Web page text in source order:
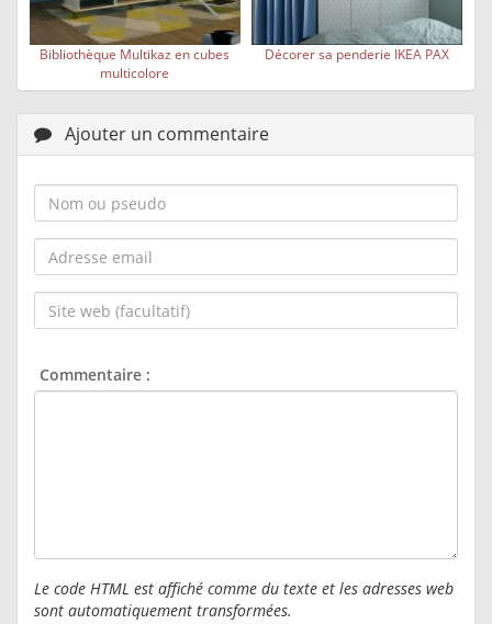
Bibliothèque Multikaz en cubes
multicolore
Décorer sa penderie IKEA PAX
Ajouter un commentaire
Nom
ou
pseudo :
Adresse
email :
Site
web
Commentaire :
Le code HTML est affiché comme du texte et les adresses web
sont automatiquement transformées.